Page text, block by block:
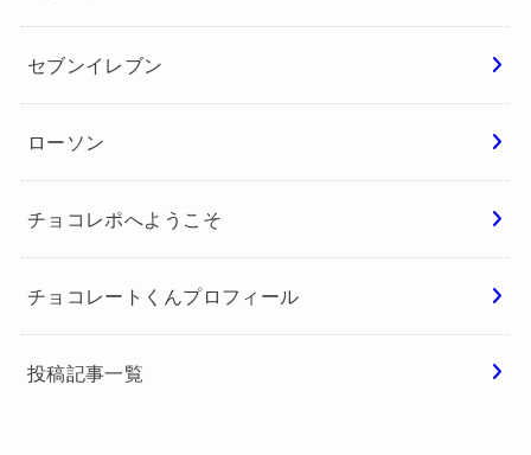
セブンイレブン
ローソン
チョコレポへようこそ
チョコレートくんプロフィール
投稿記事一覧